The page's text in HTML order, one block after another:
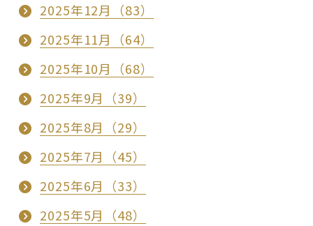
2025年12月（83）
2025年11月（64）
2025年10月（68）
2025年9月（39）
2025年8月（29）
2025年7月（45）
2025年6月（33）
2025年5月（48）